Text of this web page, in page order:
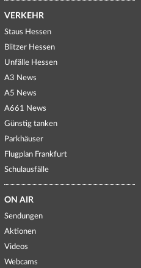
VERKEHR
Staus Hessen
Blitzer Hessen
Unfälle Hessen
A3 News
A5 News
A661 News
Günstig tanken
Parkhäuser
Flugplan Frankfurt
Schulausfälle
ON AIR
Sendungen
Aktionen
Videos
Webcams